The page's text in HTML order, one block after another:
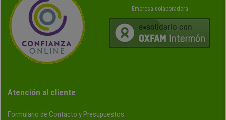
Empresa colaboradora
Atención al cliente
Formulario de Contacto y Presupuestos